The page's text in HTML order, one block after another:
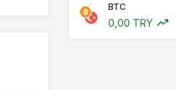
BTC
0,00 TRY